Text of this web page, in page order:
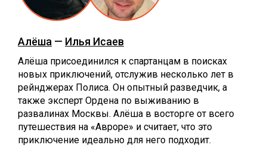
Алёша — Илья Исаев
Алёша присоединился к спартанцам в поисках
новых приключений, отслужив несколько лет в
рейнджерах Полиса. Он опытный разведчик, а
также эксперт Ордена по выживанию в
развалинах Москвы. Алёша в восторге от всего
путешествия на «Авроре» и считает, что это
приключение идеально для него подходит.